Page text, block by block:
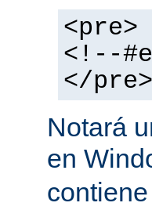
<pre>
<!--
</pre>
Notará
en